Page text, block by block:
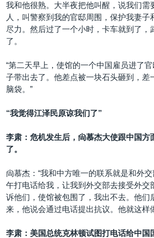
我和他很熟。大半夜把他叫醒，说我们需
人，叫警察到我的官邸周围，保护我妻子
尽力。然后过了一个小时，卡车就到了，
了。
“第二天早上，使馆的一个中国雇员进了
子带出去了。他差点被一块石头砸到，差
脑袋。”
“我觉得江泽民原谅我们了”
李肃：危机发生后，尙慕杰大使跟中国方
了。
尙慕杰：“我和中方唯一的联系就是和外
午打电话给我，让我到外交部去接受外交
诉他们，使馆被包围了，我出不去。他们
来，他说会通过电话提出抗议。他就这样
李肃：美国总统克林顿试图打电话给中国